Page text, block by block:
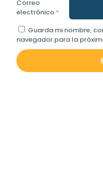
Correo
electrónico *
Guarda mi nombre,
navegador para la